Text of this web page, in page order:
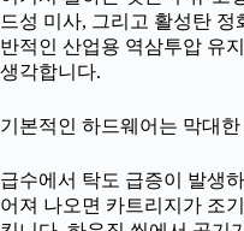
드성 미사, 그리고 활성탄
반적인 산업용 역삼투압 유
생각합니다.
기본적인 하드웨어는 막대
급수에서 탁도 급증이 발생
어져 나오면 카트리지가 조